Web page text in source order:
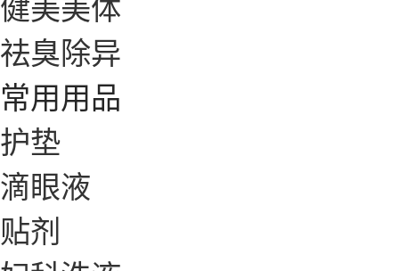
祛臭除异
常用用品
护垫
滴眼液
贴剂